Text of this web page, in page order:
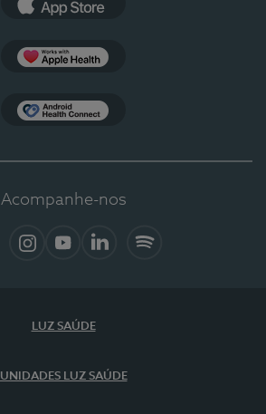
Acompanhe-nos
LUZ SAÚDE
UNIDADES LUZ SAÚDE